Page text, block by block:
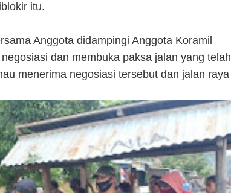
itu.
Anggota didampingi Anggota Koramil
dan membuka paksa jalan yang telah
menerima negosiasi tersebut dan jalan raya